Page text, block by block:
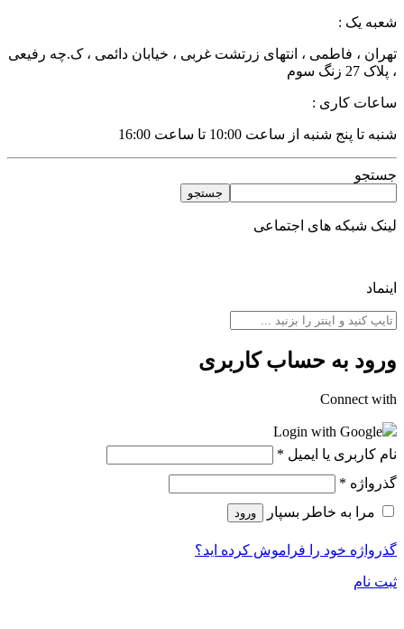
یک :
، فاطمی ، انتهای زرتشت غربی ، خیابان دائمی ، ک.چه رفیعی
27 زنگ سوم
کاری :
تا پنج شنبه از ساعت 10:00 تا ساعت 16:00
جستجو
شبکه های اجتماعی
به حساب کاربری
Connect
Login with Google
کاربری یا ایمیل*
*
مرا به خاطر بسپار
ورود
خود را فراموش کرده اید؟
نام